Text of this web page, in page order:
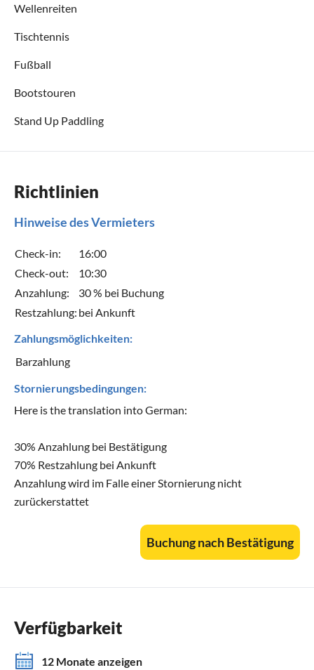
Wellenreiten
Tischtennis
Fußball
Bootstouren
Stand Up Paddling
Richtlinien
Hinweise des Vermieters
Check-in:
16:00
Check-out:
10:30
Anzahlung:
30 % bei Buchung
Restzahlung: bei Ankunft
Zahlungsmöglichkeiten:
Barzahlung
Stornierungsbedingungen:
Here is the translation into German:
30% Anzahlung bei Bestätigung
70% Restzahlung bei Ankunft
Anzahlung wird im Falle einer Stornierung nicht
zurückerstattet
Buchung nach Bestätigung
Verfügbarkeit
12 Monate anzeigen